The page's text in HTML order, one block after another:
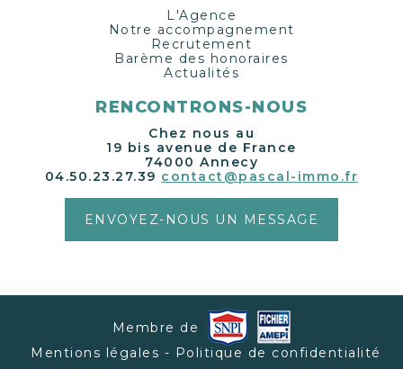
L'Agence
Notre accompagnement
Recrutement
Barème des honoraires
Actualités
RENCONTRONS-NOUS
Chez nous au
19 bis avenue de France
74000 Annecy
04.50.23.27.39 contact@pascal-immo.fr
ENVOYEZ-NOUS UN MESSAGE
Membre de
Mentions légales - Politique de confidentialité